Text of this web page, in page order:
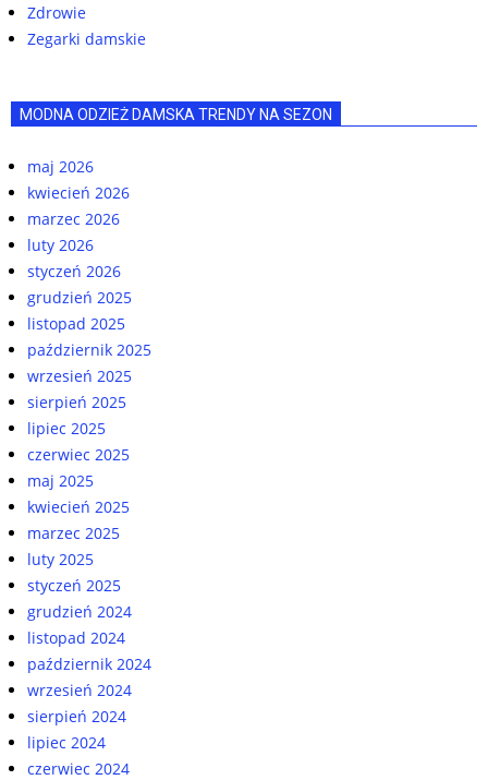
Zdrowie
Zegarki damskie
MODNA ODZIEŻ DAMSKA TRENDY NA SEZON
maj 2026
kwiecień 2026
marzec 2026
luty 2026
styczeń 2026
grudzień 2025
listopad 2025
październik 2025
wrzesień 2025
sierpień 2025
lipiec 2025
czerwiec 2025
maj 2025
kwiecień 2025
marzec 2025
luty 2025
styczeń 2025
grudzień 2024
listopad 2024
październik 2024
wrzesień 2024
sierpień 2024
lipiec 2024
czerwiec 2024